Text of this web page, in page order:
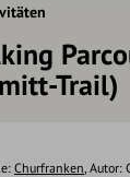
Trail)
Churfranken, Autor: